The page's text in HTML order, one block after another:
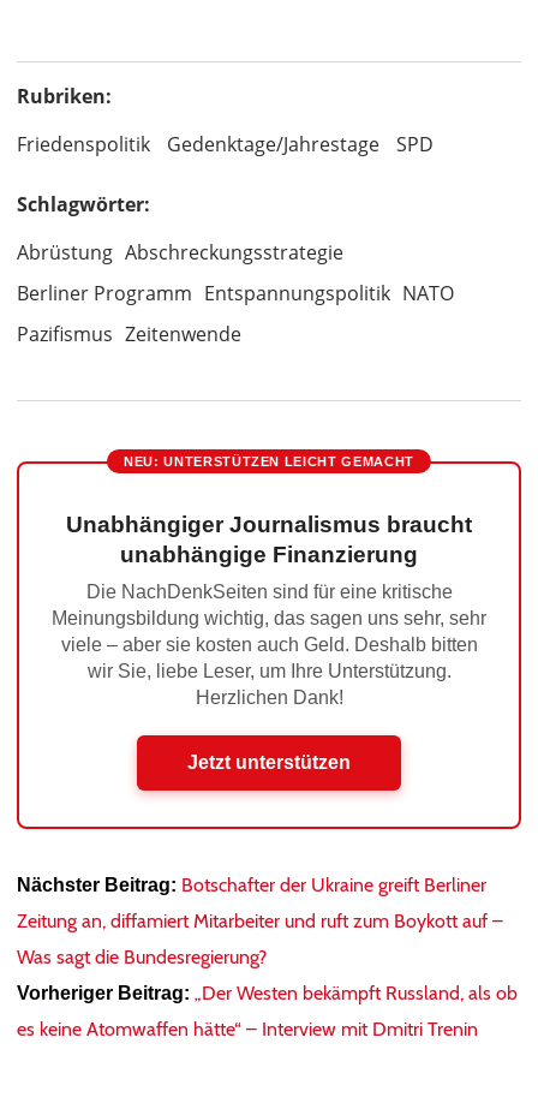
Rubriken:
Friedenspolitik
Gedenktage/Jahrestage SPD
Schlagwörter:
Abrüstung Abschreckungsstrategie
Berliner Programm Entspannungspolitik NATO
Pazifismus Zeitenwende
NEU: UNTERSTÜTZEN LEICHT GEMACHT
Unabhängiger Journalismus braucht
unabhängige Finanzierung
Die NachDenkSeiten sind für eine kritische
Meinungsbildung wichtig, das sagen uns sehr, sehr
viele – aber sie kosten auch Geld. Deshalb bitten
wir Sie, liebe Leser, um Ihre Unterstützung.
Herzlichen Dank!
Jetzt unterstützen
Nächster Beitrag: Botschafter der Ukraine greift Berliner
Zeitung an, diffamiert Mitarbeiter und ruft zum Boykott auf –
Was sagt die Bundesregierung?
Vorheriger Beitrag: „Der Westen bekämpft Russland, als ob
es keine Atomwaffen hätte“ – Interview mit Dmitri Trenin